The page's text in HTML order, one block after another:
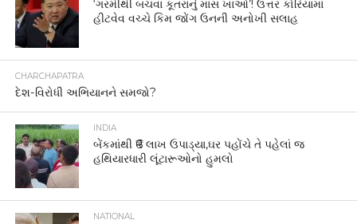
‘ગરમીથી બચવા કૂતરાનું માંસ ખાઓ’! ઉત્તર કોરિયામાં
હીટવેવ વચ્ચે કિમ જોંગ ઉનની અનોખી સલાહ
CHARCHAPATRA
દેશ-વિરોધી અભિયાનને સમજો?
INDIA
બેંકમાંથી ₹6 લાખ ઉપાડ્યા,ઘર પહોંચે તે પહેલાં જ
હથિયારધારી લૂંટારૂઓનો હુમલો
NATIONAL